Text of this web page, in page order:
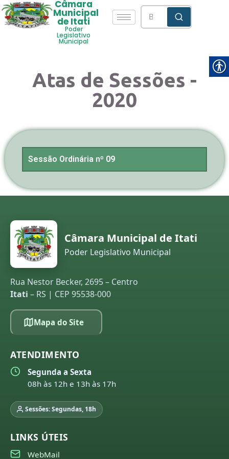
Câmara
Municipal
de Itati
Poder
Legislativo
Municipal
Atas de Sessões -
2020
Sessão Ordinária nº 09
Câmara Municipal de Itati
Poder Legislativo Municipal
Rua Nestor Becker, 2695 – Centro
Itati – RS | CEP 95538-000
Mapa do Site
ATENDIMENTO
Segunda a Sexta
08h às 12h e 13h às 17h
Sessões: Segundas, 18h
LINKS ÚTEIS
WebMail